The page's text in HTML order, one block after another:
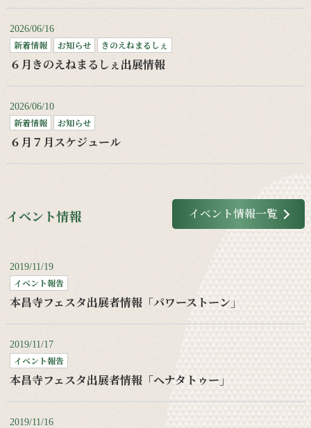
2026/06/16
新着情報 お知らせ きのえねまるしぇ
６月きのえねまるしぇ出展情報
2026/06/10
新着情報 お知らせ
６月７月スケジュール
イベント情報 イベント情報一覧
2019/11/19
イベント報告
本昌寺フェスタ出展者情報「パワーストーン」
2019/11/17
イベント報告
本昌寺フェスタ出展者情報「ヘナタトゥー」
2019/11/16